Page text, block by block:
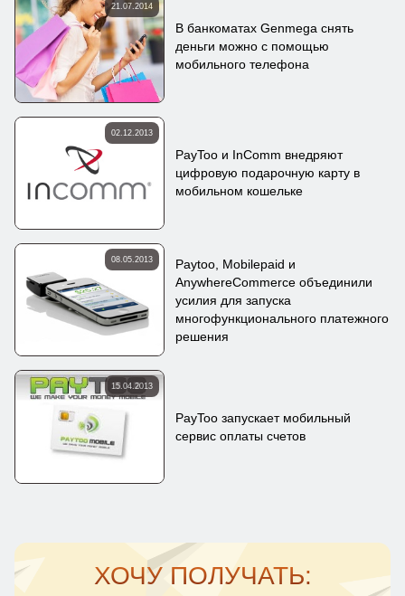
21.07.2014
В банкоматах Genmega снять
деньги можно с помощью
мобильного телефона
02.12.2013
PayToo и InComm внедряют
цифровую подарочную карту в
мобильном кошельке
08.05.2013
Paytoo, Mobilepaid и
AnywhereCommerce объединили
усилия для запуска
многофункционального платежного
решения
15.04.2013
PayToo запускает мобильный
сервис оплаты счетов
ХОЧУ ПОЛУЧАТЬ: